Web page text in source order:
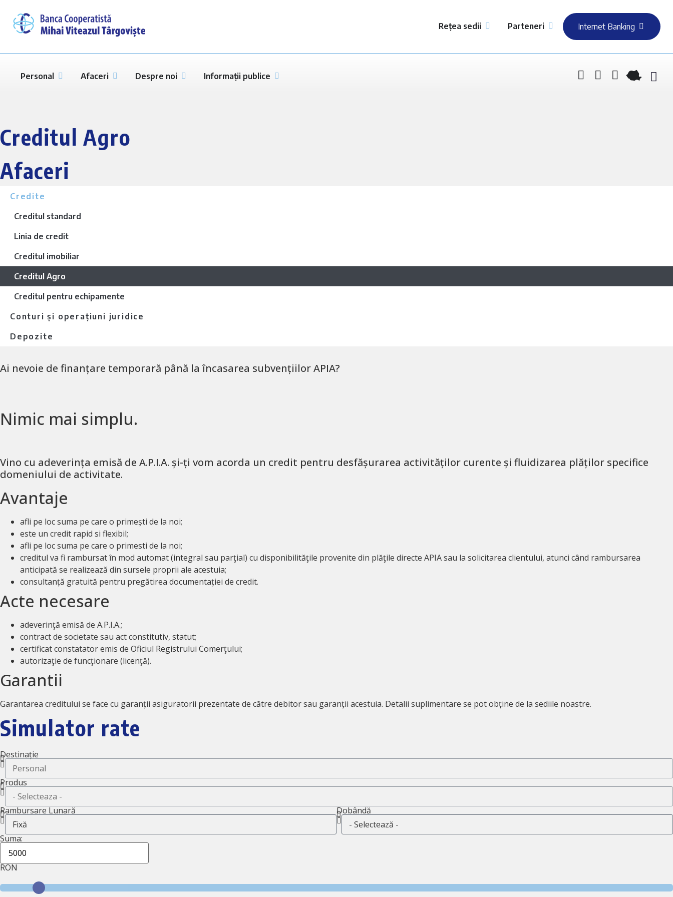
Rețea sedii Parteneri Internet Banking
Personal Afaceri Despre noi Informații publice
Creditul Agro
Afaceri
Credite
Creditul standard
Linia de credit
Creditul imobiliar
Creditul Agro
Creditul pentru echipamente
Conturi și operațiuni juridice
Depozite
Ai nevoie de finanțare temporară până la încasarea subvențiilor APIA?
Nimic mai simplu.
Vino cu adeverința emisă de A.P.I.A. și-ți vom acorda un credit pentru desfășurarea activităților curente și fluidizarea plăților specifice
domeniului de activitate.
Avantaje
afli pe loc suma pe care o primești de la noi;
este un credit rapid si flexibil;
afli pe loc suma pe care o primesti de la noi;
creditul va fi rambursat în mod automat (integral sau parţial) cu disponibilităţile provenite din plăţile directe APIA sau la solicitarea clientului, atunci când rambursarea
anticipată se realizează din sursele proprii ale acestuia;
consultanță gratuită pentru pregătirea documentației de credit.
Acte necesare
adeverinţă emisă de A.P.I.A.;
contract de societate sau act constitutiv, statut;
certificat constatator emis de Oficiul Registrului Comerţului;
autorizaţie de funcţionare (licenţă).
Garantii
Garantarea creditului se face cu garanții asiguratorii prezentate de către debitor sau garanții acestuia. Detalii suplimentare se pot obține de la sediile noastre.
Simulator rate
Destinație
Produs
Rambursare Lunară Dobândă
Suma:
RON